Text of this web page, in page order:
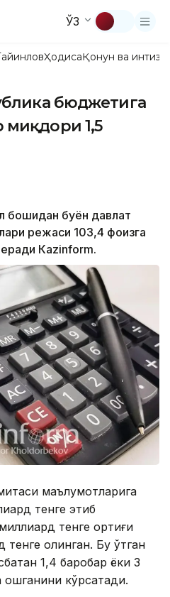
ЎЗ
ҲодисаҚонун ва
бюджетига
миқдори 1,5
бошидан буён давлат
режаси 103,4 фоизга
Кazinform.
маълумотларига
тенге этиб
тенге ортиғи
тенге олинган. Бу ўтган
1,4 баробар ёки 3
ошганини кўрсатади.